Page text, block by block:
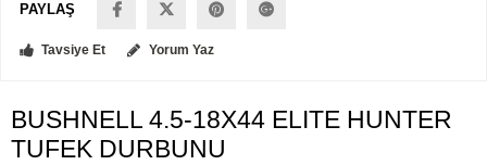
PAYLAŞ
Tavsiye Et Yorum Yaz
BUSHNELL 4.5-18X44 ELITE HUNTER
TUFEK DURBUNU